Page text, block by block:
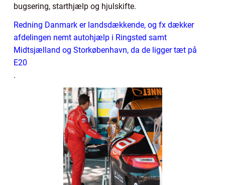
bugsering, starthjælp og hjulskifte.
Redning Danmark er landsdækkende, og fx dækker
afdelingen nemt autohjælp i Ringsted samt
Midtsjælland og Storkøbenhavn, da de ligger tæt på
E20
.